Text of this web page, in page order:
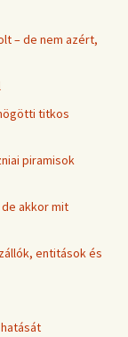
– de nem azért,
titkos
piramisok
akkor mit
entitások és